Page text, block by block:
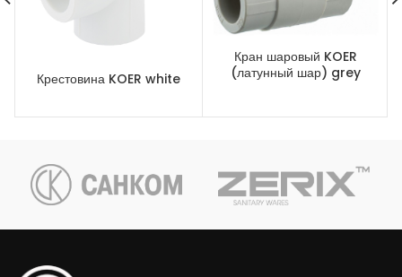
Крестовина KOER white
Кран шаровый KOER
(латунный шар) grey